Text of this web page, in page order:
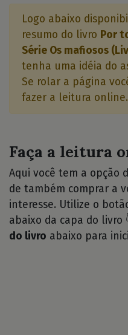
Logo abaixo
resumo do livro Por
Série Os mafiosos
tenha uma idéia do
Se rolar a página
fazer a leitura online.
Faça a leitura
Aqui você tem a opção
de também comprar a
interesse. Utilize o
abaixo da capa do livro
do livro abaixo para